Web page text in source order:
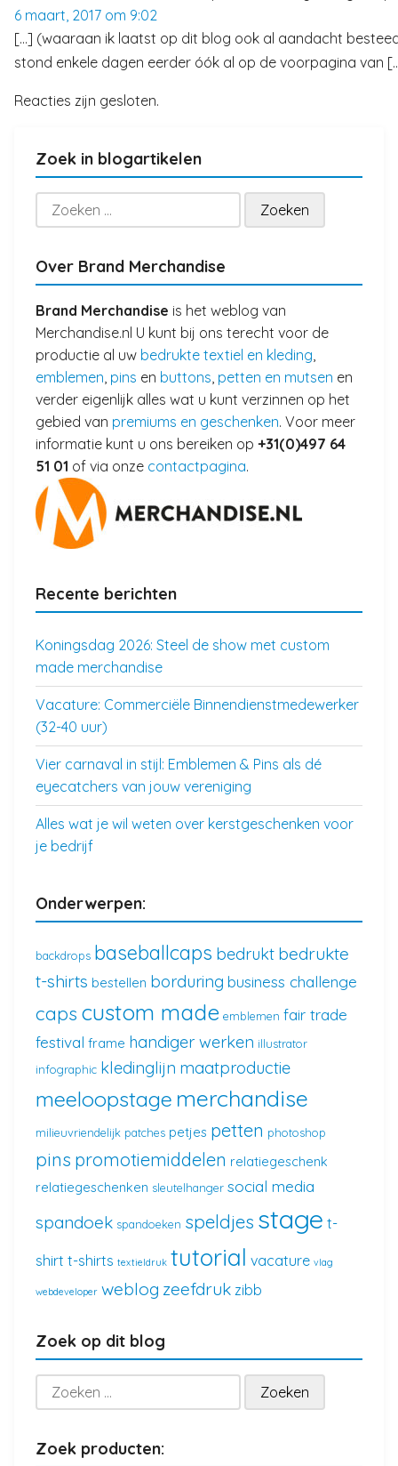
6 maart, 2017 om 9:02
[…] (waaraan ik laatst op dit blog ook al aandacht
stond enkele dagen eerder óók al op de voorpagina van
Reacties zijn gesloten.
Zoek in blogartikelen
Zoeken
naar:
Over Brand Merchandise
Brand Merchandise is het weblog van
Merchandise.nl U kunt bij ons terecht voor de
productie al uw bedrukte textiel en kleding,
emblemen, pins en buttons, petten en mutsen en
verder eigenlijk alles wat u kunt verzinnen op het
gebied van premiums en geschenken. Voor meer
informatie kunt u ons bereiken op +31(0)497 64
51 01 of via onze contactpagina.
Recente berichten
Koningsdag 2026: Steel de show met custom
made merchandise
Vacature: Commerciële Binnendienstmedewerker
(32-40 uur)
Vier carnaval in stijl: Emblemen & Pins als dé
eyecatchers van jouw vereniging
Alles wat je wil weten over kerstgeschenken voor
je bedrijf
Onderwerpen:
backdrops baseballcaps bedrukt bedrukte
t-shirts bestellen borduring business challenge
caps custom made emblemen fair trade
festival frame handiger werken illustrator
infographic kledinglijn maatproductie
meeloopstage merchandise
milieuvriendelijk patches petjes petten photoshop
pins promotiemiddelen relatiegeschenk
relatiegeschenken sleutelhanger social media
spandoek spandoeken speldjes stage t-
shirt t-shirts textieldruk tutorial vacature vlag
webdeveloper weblog zeefdruk zibb
Zoek op dit blog
Zoeken
naar:
Zoek producten: